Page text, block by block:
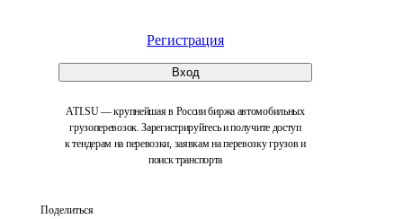
Регистрация
Вход
ATI.SU — крупнейшая в России биржа автомобильных
грузоперевозок. Зарегистрируйтесь и получите доступ
к тендерам на перевозки, заявкам на перевозку грузов и
поиск транспорта
Поделиться